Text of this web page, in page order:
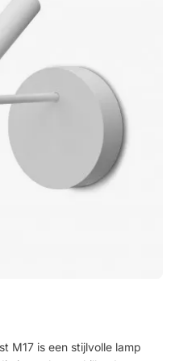
architectenbureau op
aan de Beckmans
aan
meubels en verlichting tot
maakt waarom hij een
ontwerpers is.Star 1 is een
door functie. De
licht is, perfect voor
klassieker –
aan plafond en muur
in diverse mooie
M17 is een stijlvolle lamp